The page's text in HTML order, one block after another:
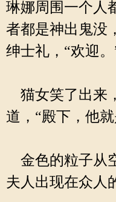
琳娜周围一个人
者都是神出鬼没
绅士礼，“欢迎。
猫女笑了出来
道，“殿下，他
金色的粒子从
夫人出现在众人